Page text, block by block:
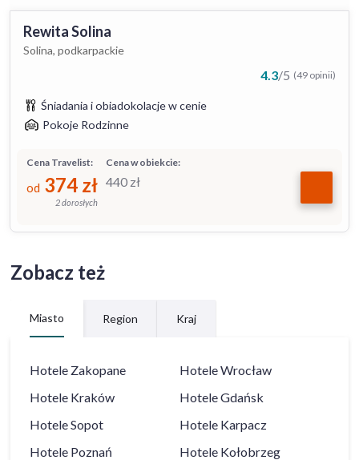
Rewita Solina
Solina, podkarpackie
4.3/5 (49 opinii)
Śniadania i obiadokolacje w cenie
Pokoje Rodzinne
Cena w obiekcie:
440 zł
Cena Travelist:
od 374 zł
2 dorosłych
Zobacz też
Miasto Region Kraj
Hotele Zakopane HoteleWrocław
Hotele Kraków HoteleGdańsk
HoteleSopot Hotele Karpacz
Hotele Poznań Hotele Kołobrzeg